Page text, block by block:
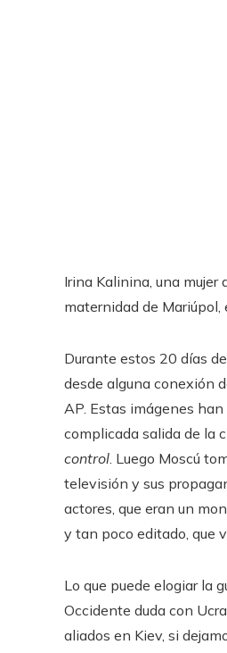
Irina Kalinina, una mujer
maternidad de
Durante estos 20 días
desde alguna conexión
AP. Estas imágenes
complicada salida de la
control. Luego Moscú
televisión y sus
actores, que eran un
y tan poco editado, que
Lo que puede elogiar la
Occidente duda con
aliados en Kiev, si